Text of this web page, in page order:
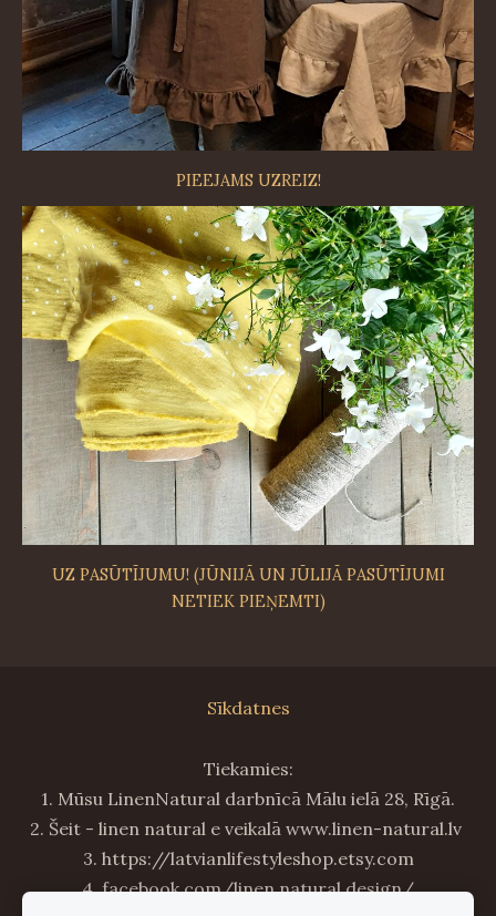
PIEEJAMS UZREIZ!
UZ PASŪTĪJUMU! (JŪNIJĀ UN JŪLIJĀ PASŪTĪJUMI
NETIEK PIEŅEMTI)
Sīkdatnes
Tiekamies:
1. Mūsu LinenNatural darbnīcā Mālu ielā 28, Rīgā.
2. Šeit - linen natural e veikalā www.linen-natural.lv
3. https://latvianlifestyleshop.etsy.com
4. facebook.com/linen.natural.design/